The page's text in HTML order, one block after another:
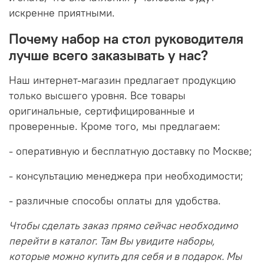
искренне приятными.
Почему набор на стол руководителя
лучше всего заказывать у нас?
Наш интернет-магазин предлагает продукцию
только высшего уровня. Все товары
оригинальные, сертифицированные и
проверенные. Кроме того, мы предлагаем:
- оперативную и бесплатную доставку по Москве;
- консультацию менеджера при необходимости;
- различные способы оплаты для удобства.
Чтобы сделать заказ прямо сейчас необходимо
перейти в каталог. Там Вы увидите наборы,
которые можно купить для себя и в подарок. Мы